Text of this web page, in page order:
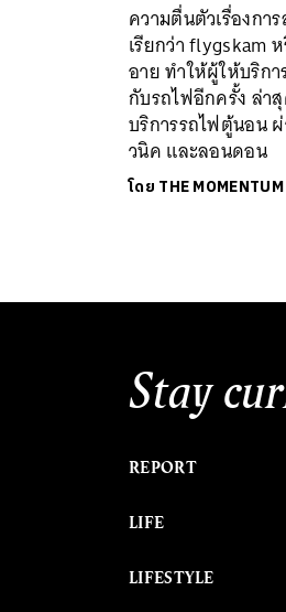
ความตื่นตัวเรื่องกา
เรียกว่า flygskam
อาย ทำให้ผู้ให้บริก
กับรถไฟอีกครั้ง ล่า
บริการรถไฟตู้นอน
วนิค และลอนดอน
โดย THE
Stay
REPORT
LIFE
LIFESTYLE